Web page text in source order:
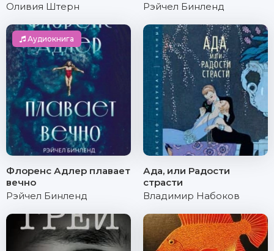
Оливия Штерн
Рэйчел Бинленд
Аудиокнига
Флоренс Адлер плавает
вечно
Рэйчел Бинленд
Ада, или Радости
страсти
Владимир Набоков